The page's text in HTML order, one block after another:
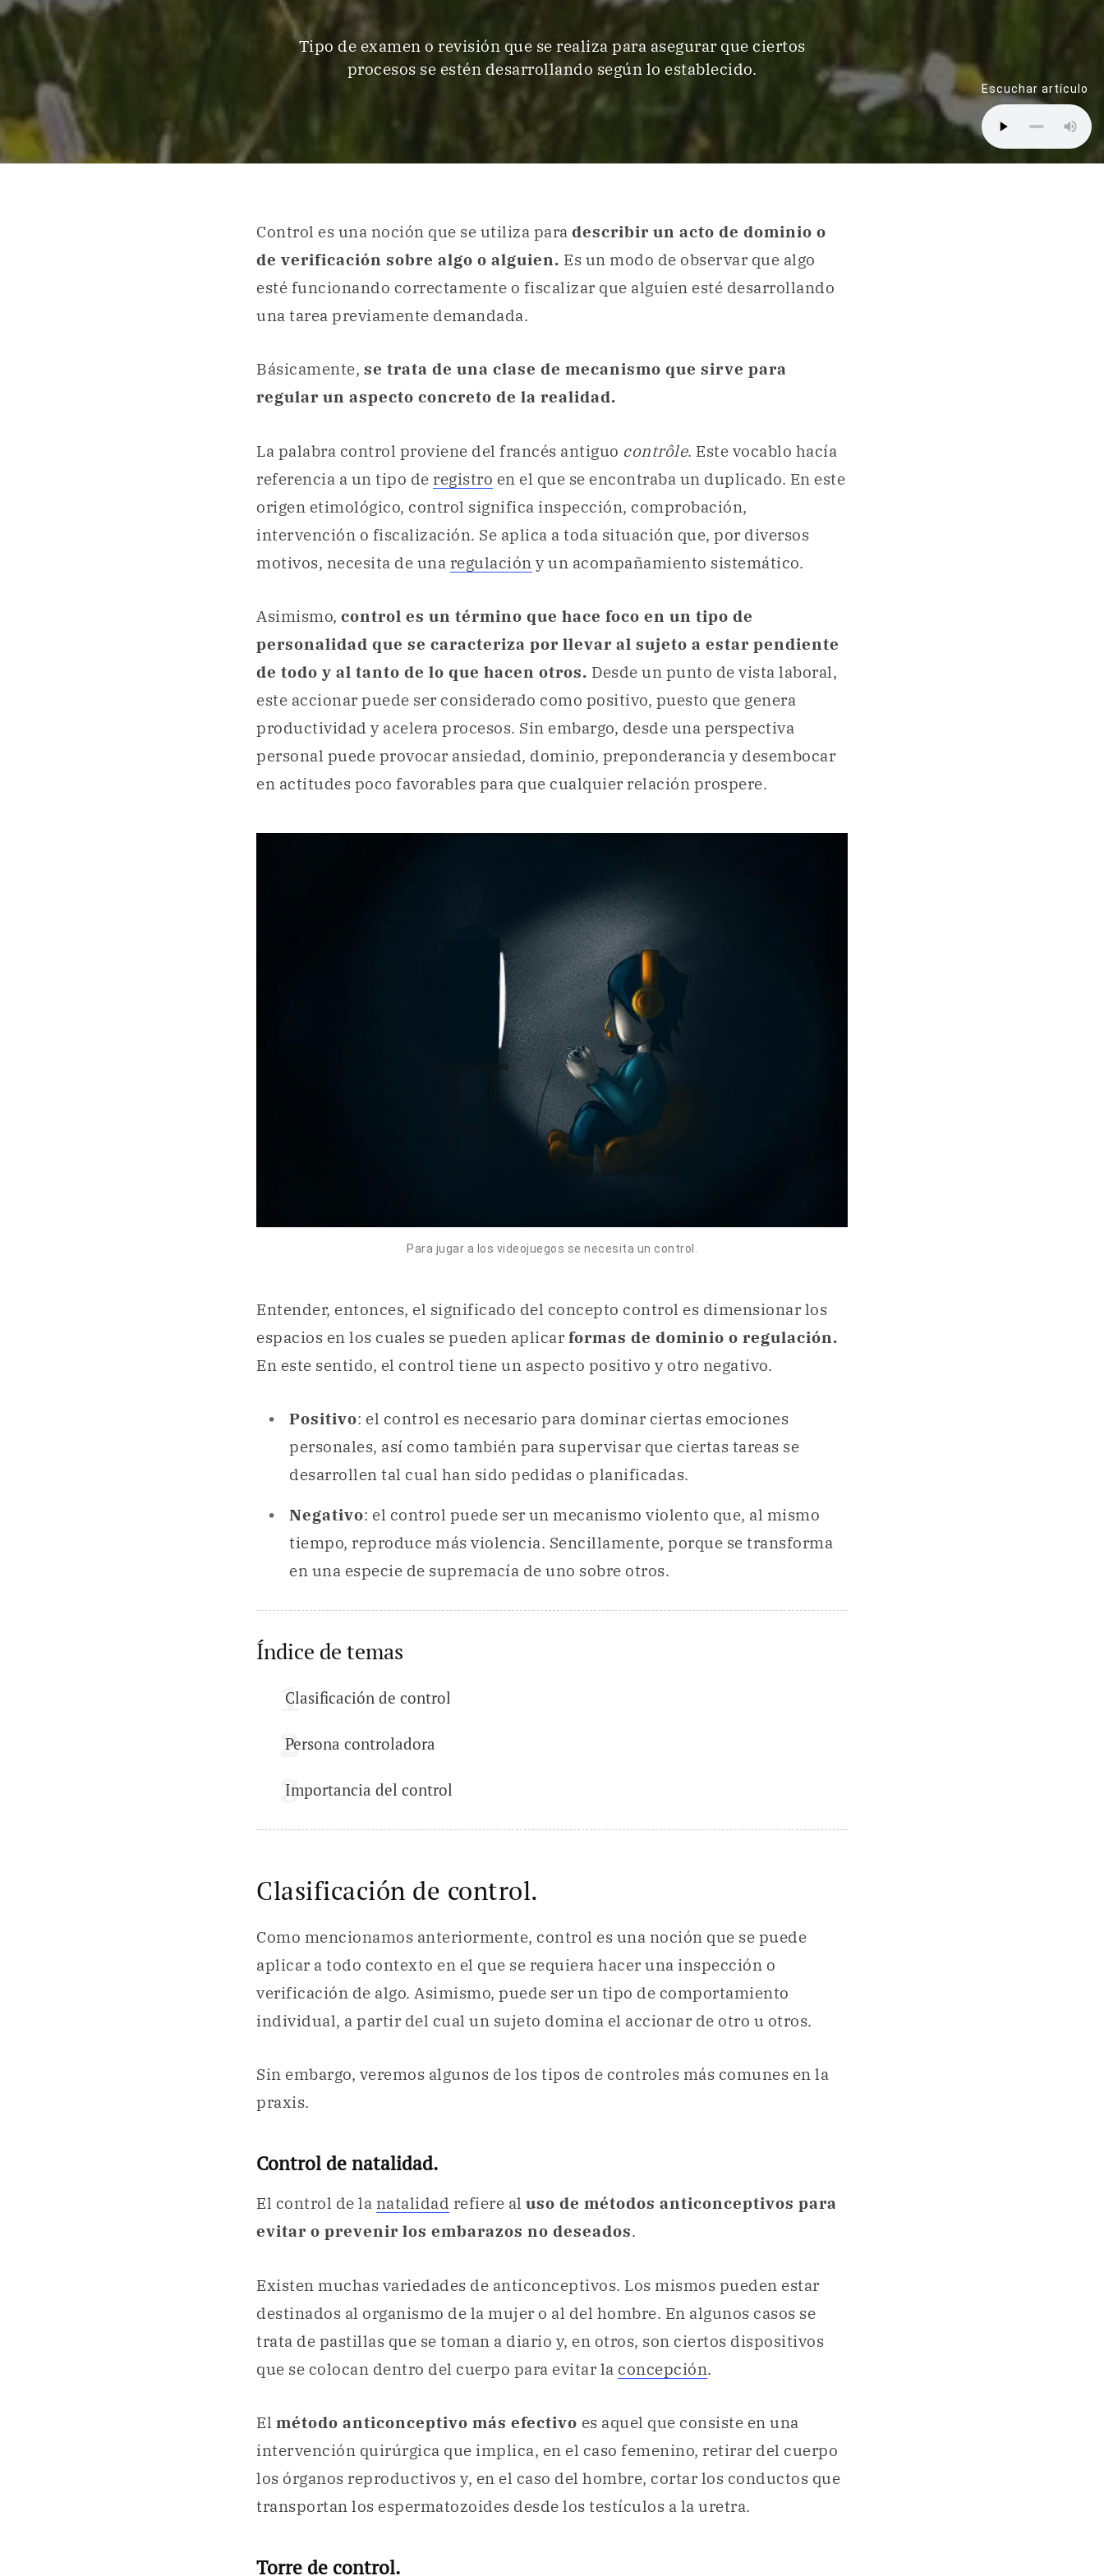
Tipo de examen o revisión que se realiza para asegurar que ciertos
procesos se estén desarrollando según lo establecido.
Escuchar artículo
Control es una noción que se utiliza para describir un acto de dominio o
de verificación sobre algo o alguien. Es un modo de observar que algo
esté funcionando correctamente o fiscalizar que alguien esté desarrollando
una tarea previamente demandada.
Básicamente, se trata de una clase de mecanismo que sirve para
regular un aspecto concreto de la realidad.
La palabra control proviene del francés antiguo contrôle. Este vocablo hacía
referencia a un tipo de registro en el que se encontraba un duplicado. En este
origen etimológico, control significa inspección, comprobación,
intervención o fiscalización. Se aplica a toda situación que, por diversos
motivos, necesita de una regulación y un acompañamiento sistemático.
Asimismo, control es un término que hace foco en un tipo de
personalidad que se caracteriza por llevar al sujeto a estar pendiente
de todo y al tanto de lo que hacen otros. Desde un punto de vista laboral,
este accionar puede ser considerado como positivo, puesto que genera
productividad y acelera procesos. Sin embargo, desde una perspectiva
personal puede provocar ansiedad, dominio, preponderancia y desembocar
en actitudes poco favorables para que cualquier relación prospere.
Para jugar a los videojuegos se necesita un control.
Entender, entonces, el significado del concepto control es dimensionar los
espacios en los cuales se pueden aplicarformas de dominio o regulación.
En este sentido, el control tiene un aspecto positivo y otro negativo.
Positivo: el control es necesario para dominar ciertas emociones
personales, así como también para supervisar que ciertas tareas se
desarrollen tal cual han sido pedidas o planificadas.
Negativo: el control puede ser un mecanismo violento que, al mismo
tiempo, reproduce más violencia. Sencillamente, porque se transforma
en una especie de supremacía de uno sobre otros.
Índice de temas
Clasificación de control
Persona controladora
Importancia del control
Clasificación de control.
Como mencionamos anteriormente, control es una noción que se puede
aplicar a todo contexto en el que se requiera hacer una inspección o
verificación de algo. Asimismo, puede ser un tipo de comportamiento
individual, a partir del cual un sujeto domina el accionar de otro u otros.
Sin embargo, veremos algunos de los tipos de controles más comunes en la
praxis.
Control de natalidad.
El control de la natalidad refiere al uso de métodos anticonceptivos para
evitar o prevenir los embarazos no deseados.
Existen muchas variedades de anticonceptivos. Los mismos pueden estar
destinados al organismo de la mujer o al del hombre. En algunos casos se
trata de pastillas que se toman a diario y, en otros, son ciertos dispositivos
que se colocan dentro del cuerpo para evitar la concepción.
El método anticonceptivo más efectivo es aquel que consiste en una
intervención quirúrgica que implica, en el caso femenino, retirar del cuerpo
los órganos reproductivos y, en el caso del hombre, cortar los conductos que
transportan los espermatozoides desde los testículos a la uretra.
Torre de control.